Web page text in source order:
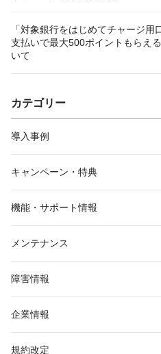
「対象銀行をはじめてチャージ用
支払いで最大500ポイントもらえ
いて
カテゴリー
導入事例
キャンペーン・特典
機能・サポート情報
メンテナンス
障害情報
企業情報
規約改定